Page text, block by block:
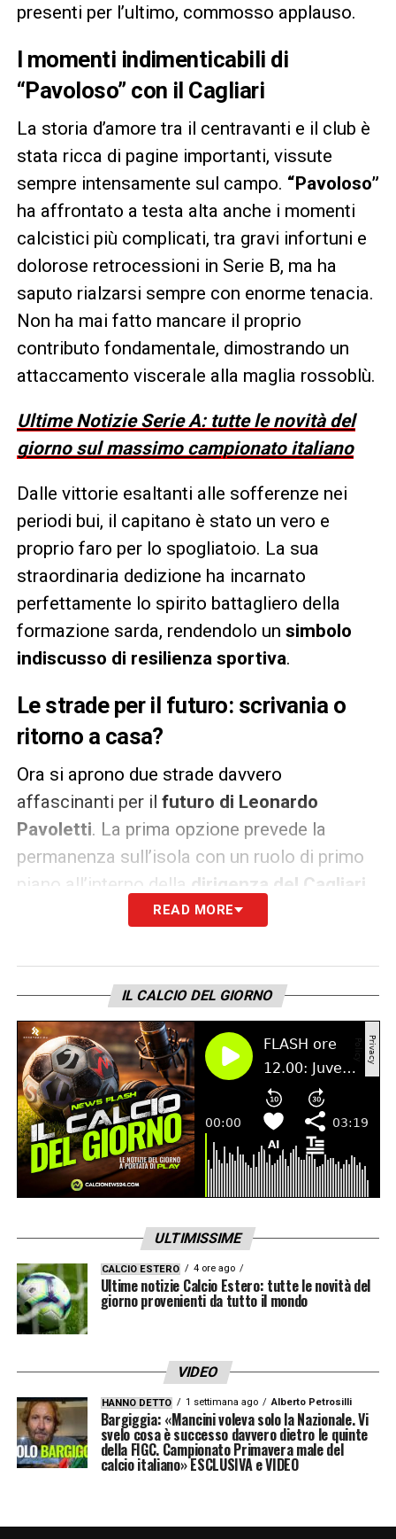
presenti per l’ultimo, commosso applauso.
I momenti indimenticabili di
“Pavoloso” con il Cagliari
La storia d’amore tra il centravanti e il club è
stata ricca di pagine importanti, vissute
sempre intensamente sul campo. “Pavoloso”
ha affrontato a testa alta anche i momenti
calcistici più complicati, tra gravi infortuni e
dolorose retrocessioni in Serie B, ma ha
saputo rialzarsi sempre con enorme tenacia.
Non ha mai fatto mancare il proprio
contributo fondamentale, dimostrando un
attaccamento viscerale alla maglia rossoblù.
Ultime Notizie Serie A: tutte le novità del
giorno sul massimo campionato italiano
Dalle vittorie esaltanti alle sofferenze nei
periodi bui, il capitano è stato un vero e
proprio faro per lo spogliatoio. La sua
straordinaria dedizione ha incarnato
perfettamente lo spirito battagliero della
formazione sarda, rendendolo un simbolo
indiscusso di resilienza sportiva.
Le strade per il futuro: scrivania o
ritorno a casa?
Ora si aprono due strade davvero
affascinanti per il futuro di Leonardo
Pavoletti. La prima opzione prevede la
permanenza sull’isola con un ruolo di primo
piano all’interno della dirigenza del Cagliari
una soluzione manageriale molto gradita
permetterebbe alla società di non disperdere
l’immenso patrimonio umano e di leadership
costruito nel tempo.
La seconda via porta invece a un romantico
ritorno al Livornoper disputare un’ultima
stagione agonistica con la squadra della sua
città natale. La decisione finale del giocatore
dipenderà molto dalla tenuta fisica delle sue
ginocchia, oltre a ciò che gli suggeriranno la
testa e il cuore. Pavoletti valuterà
attentamente ogni singolo aspetto di questa
delicata transizione e firmerà un contratto da
calciatore solo se supportato da motivazioni
fortissime per chiudere in bellezza la propria
avventura calcistica.
READ MORE
IL CALCIO DEL GIORNO
ULTIMISSIME
CALCIO ESTERO 4 ore ago
Ultime notizie Calcio Estero: tutte le novità del
giorno provenienti da tutto il mondo
VIDEO
HANNO DETTO 1 settimana ago Alberto Petrosilli
Bargiggia: «Mancini voleva solo la Nazionale. Vi
svelo cosa è successo davvero dietro le quinte
della FIGC. Campionato Primavera male del
calcio italiano» ESCLUSIVA e VIDEO